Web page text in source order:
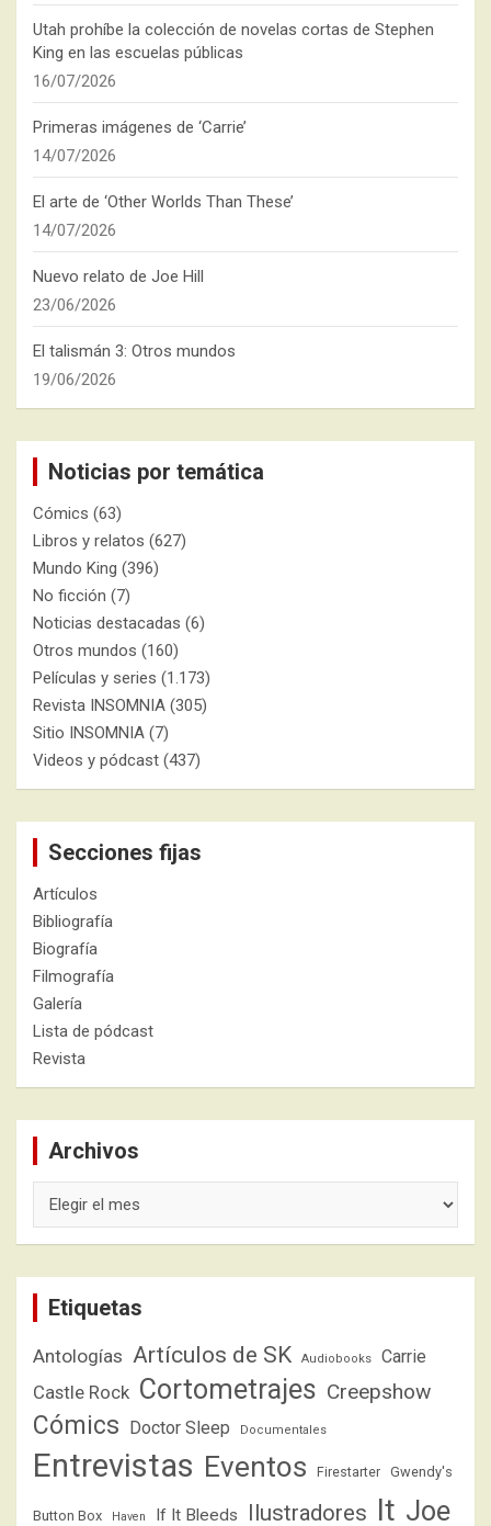
Utah prohíbe la colección de novelas cortas de Stephen
King en las escuelas públicas
16/07/2026
Primeras imágenes de ‘Carrie’
14/07/2026
El arte de ‘Other Worlds Than These’
14/07/2026
Nuevo relato de Joe Hill
23/06/2026
El talismán 3: Otros mundos
19/06/2026
Noticias por temática
Cómics (63)
Libros y relatos (627)
Mundo King (396)
No ficción (7)
Noticias destacadas (6)
Otros mundos (160)
Películas y series (1.173)
Revista INSOMNIA (305)
Sitio INSOMNIA (7)
Videos y pódcast (437)
Secciones fijas
Artículos
Bibliografía
Biografía
Filmografía
Galería
Lista de pódcast
Revista
Archivos
Etiquetas
Antologías Artículos de SK Audiobooks Carrie
Castle Rock Cortometrajes Creepshow
Cómics Doctor Sleep Documentales
Entrevistas Eventos Firestarter Gwendy's
Button Box Haven If It Bleeds Ilustradores It Joe